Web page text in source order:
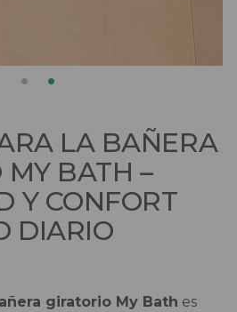
LA BAÑERA
MY BATH –
Y CONFORT
DIARIO
giratorio My Bath es